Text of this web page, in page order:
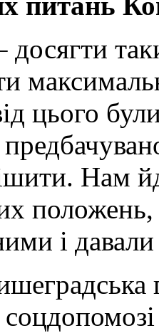
цього
Нам
і давали